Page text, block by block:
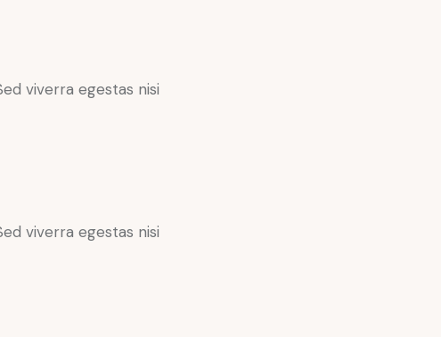
viverra egestas nisi
viverra egestas nisi